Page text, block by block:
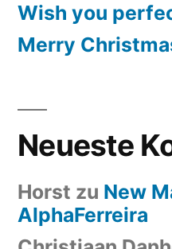
Wish you
Merry
Neueste
Horst zu New
AlphaFerreira